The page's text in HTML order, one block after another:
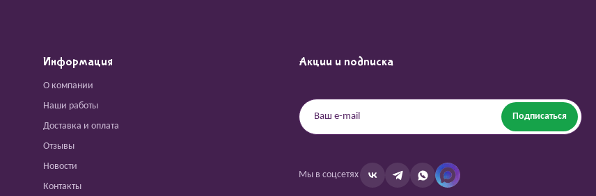
Информация
О компании
Наши работы
Доставка и оплата
Отзывы
Новости
Контакты
Акции и подписка
Подписаться
Мы в соцсетях